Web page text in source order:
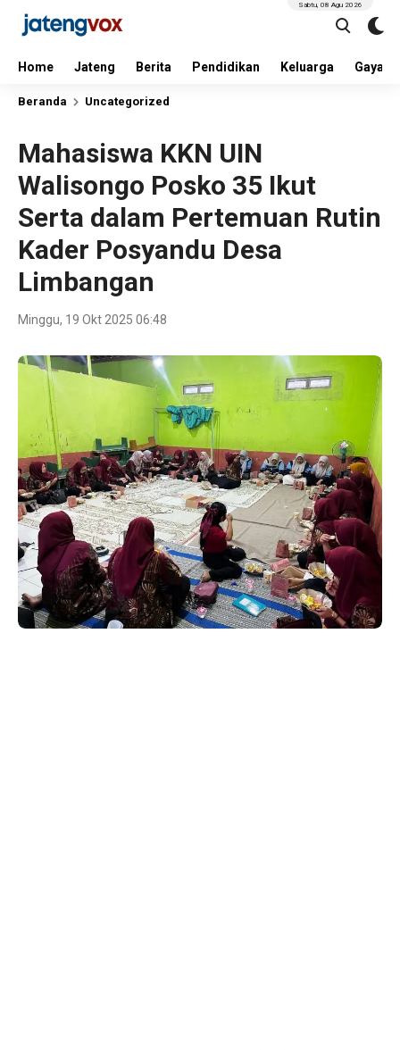
Home Jateng Berita Pendidikan Keluarga Gaya
Sabtu, 08 Agu 2026
Beranda Uncategorized
Mahasiswa KKN UIN
Walisongo Posko 35 Ikut
Serta dalam Pertemuan Rutin
Kader Posyandu Desa
Limbangan
Minggu, 19 Okt 2025 06:48